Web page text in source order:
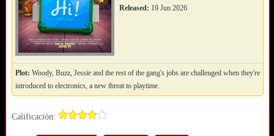
Released: 19 Jun 2026
Plot: Woody, Buzz, Jessie and the rest of the gang's jobs are challenged when they're
introduced to electronics, a new threat to playtime.
Calificación: